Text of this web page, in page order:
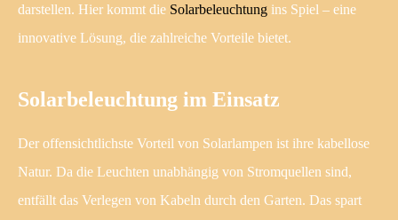
darstellen. Hier kommt die Solarbeleuchtung ins Spiel – eine
innovative Lösung, die zahlreiche Vorteile bietet.
Solarbeleuchtung im Einsatz
Der offensichtlichste Vorteil von Solarlampen ist ihre kabellose
Natur. Da die Leuchten unabhängig von Stromquellen sind,
entfällt das Verlegen von Kabeln durch den Garten. Das spart